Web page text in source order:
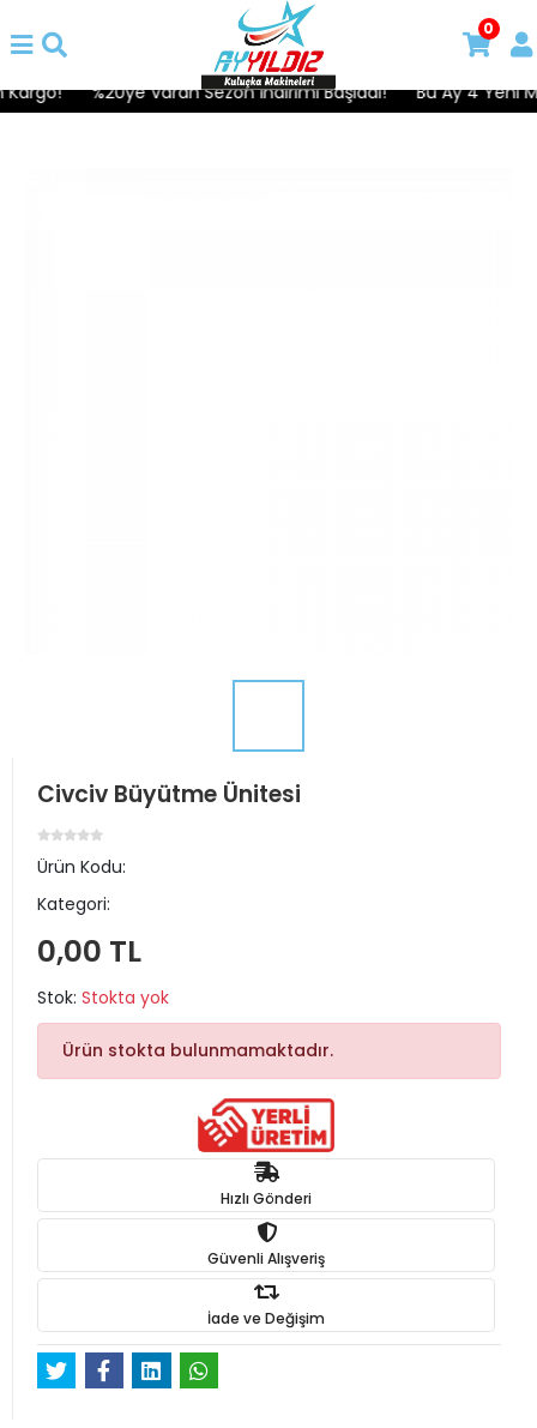
%20ye Varan Sezon İndirimi Başladı! Bu Ay 4 Yeni
0
Civciv Büyütme Ünitesi
Ürün Kodu:
Kategori:
0,00 TL
Stok: Stokta yok
Ürün stokta bulunmamaktadır.
Hızlı Gönderi
Güvenli Alışveriş
İade ve Değişim